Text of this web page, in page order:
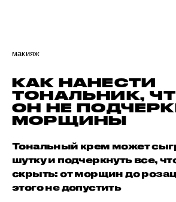
макияж
КАК НАНЕСТИ
ТОНАЛЬНИК,
ОН НЕ
МОРЩИНЫ
Тональный крем может
шутку и подчеркнуть все,
скрыть: от морщин до
этого не допустить